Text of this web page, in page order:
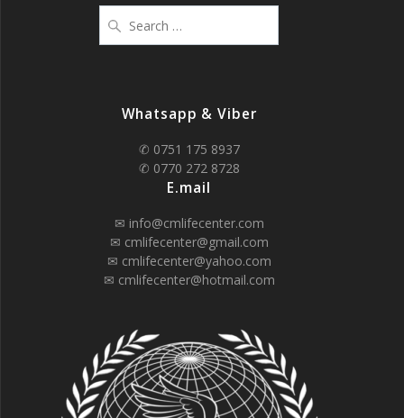
for:
Whatsapp & Viber
✆ 0751 175 8937
✆ 0770 272 8728
E.mail
✉ info@cmlifecenter.com
✉ cmlifecenter@gmail.com
✉ cmlifecenter@yahoo.com
✉ cmlifecenter@hotmail.com